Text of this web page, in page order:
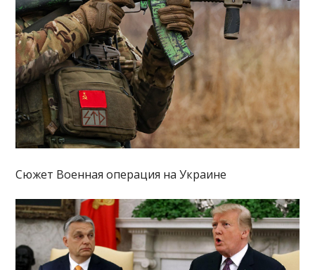
Сюжет Военная операция на Украине